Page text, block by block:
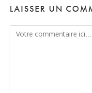
LAISSER UN
Comment